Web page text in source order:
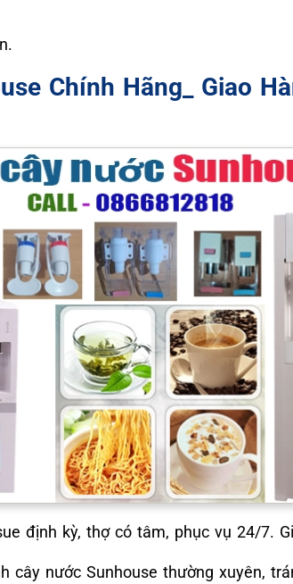
Chính Hãng_ Giao
định kỳ, thợ có tâm, phục vụ 24/7.
cây nước Sunhouse thường xuyên,